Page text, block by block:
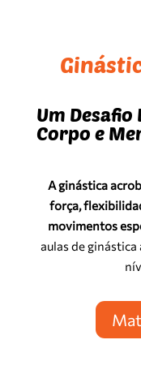
Um
Corpo e
A ginástica
força,
movimentos
aulas de